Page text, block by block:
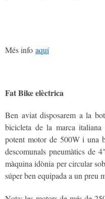
Més info aquí
Fat Bike elèctrica
Ben aviat disposarem a la
bicicleta de la marca
potent motor de 500W i una
descomunals pneumàtics de
màquina idònia per circular
súper ben equipada a un preu